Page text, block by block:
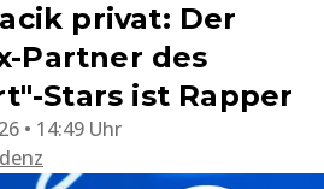
privat: Der
Partner des
Stars ist Rapper
• 14:49 Uhr